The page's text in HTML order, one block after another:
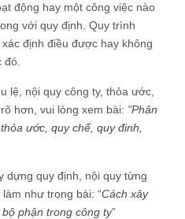
động hay một công việc nào
với quy định. Quy trình
định điều được hay không
lệ, nội quy công ty, thỏa ước,
hơn, vui lòng xem bài: "Phân
ước, quy chế, quy đinh,
dựng quy định, nội quy từng
như trong bài: “Cách xây
phận trong công ty”